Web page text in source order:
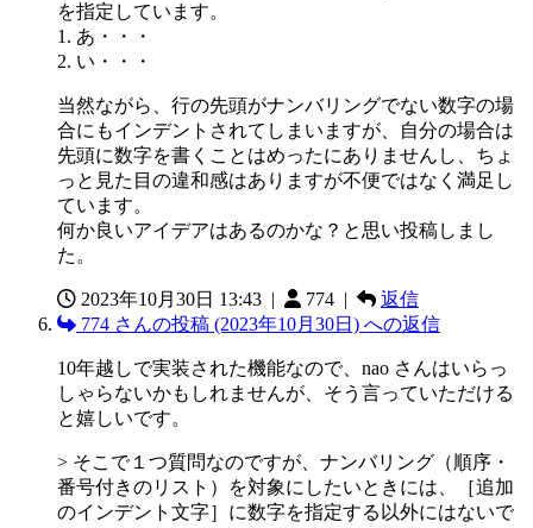
を指定しています。
1. あ・・・
2. い・・・
当然ながら、行の先頭がナンバリングでない数字の場
合にもインデントされてしまいますが、自分の場合は
先頭に数字を書くことはめったにありませんし、ちょ
っと見た目の違和感はありますが不便ではなく満足し
ています。
何か良いアイデアはあるのかな？と思い投稿しまし
た。
2023年10月30日 13:43 | 774 |
返信
774 さんの投稿 (2023年10月30日) への返信
10年越しで実装された機能なので、nao さんはいらっ
しゃらないかもしれませんが、そう言っていただける
と嬉しいです。
> そこで１つ質問なのですが、ナンバリング（順序・
番号付きのリスト）を対象にしたいときには、［追加
のインデント文字］に数字を指定する以外にはないで